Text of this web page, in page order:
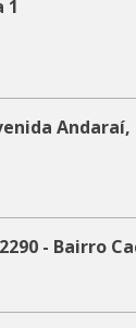
1
Andaraí,
- Bairro